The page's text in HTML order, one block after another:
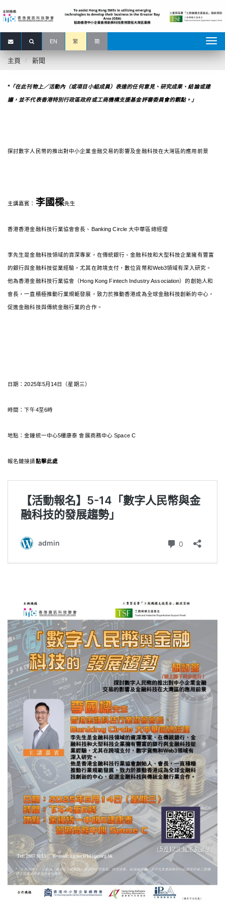
EN 繁 簡
主頁 新聞
*「在此刊物上／活動內（或項目小組成員）表達的任何意見、研究成果、結論或建
議，並不代表香港特別行政區政府或工商機構支援基金評審委員會的觀點。」
探討數字人民幣的推出對中小企業金融交易的影響及金融科技在大灣區的應用前景
主講嘉賓： 李國樑先生
香港香港金融科技行業協會會長、Banking Circle 大中華區總經理
李先生是金融科技領域的資深專家，在傳統銀行、金融科技和大型科技企業擁有豐富
的銀行與金融科技從業經驗，尤其在跨境支付，數位貨幣和Web3領域有深入研究。
他為香港金融科技行業協會（Hong Kong Fintech Industry Association）的創始人和
會長，一直積極推動行業規範發展，致力於推動香港成為全球金融科技創新的中心，
促進金融科技與傳統金融行業的合作。
日期：2025年5月14日（星期三）
時間：下午4至6時
地點：金鐘統一中心5樓康泰 會展商務中心 Space C
報名鏈接請點擊此處